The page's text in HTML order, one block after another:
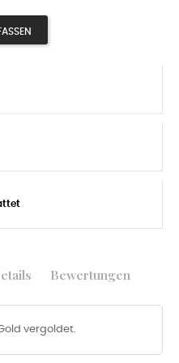
Bewertungen
vergoldet.